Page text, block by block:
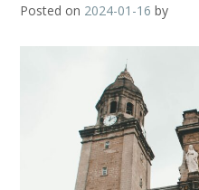
Posted on 2024-01-16 by